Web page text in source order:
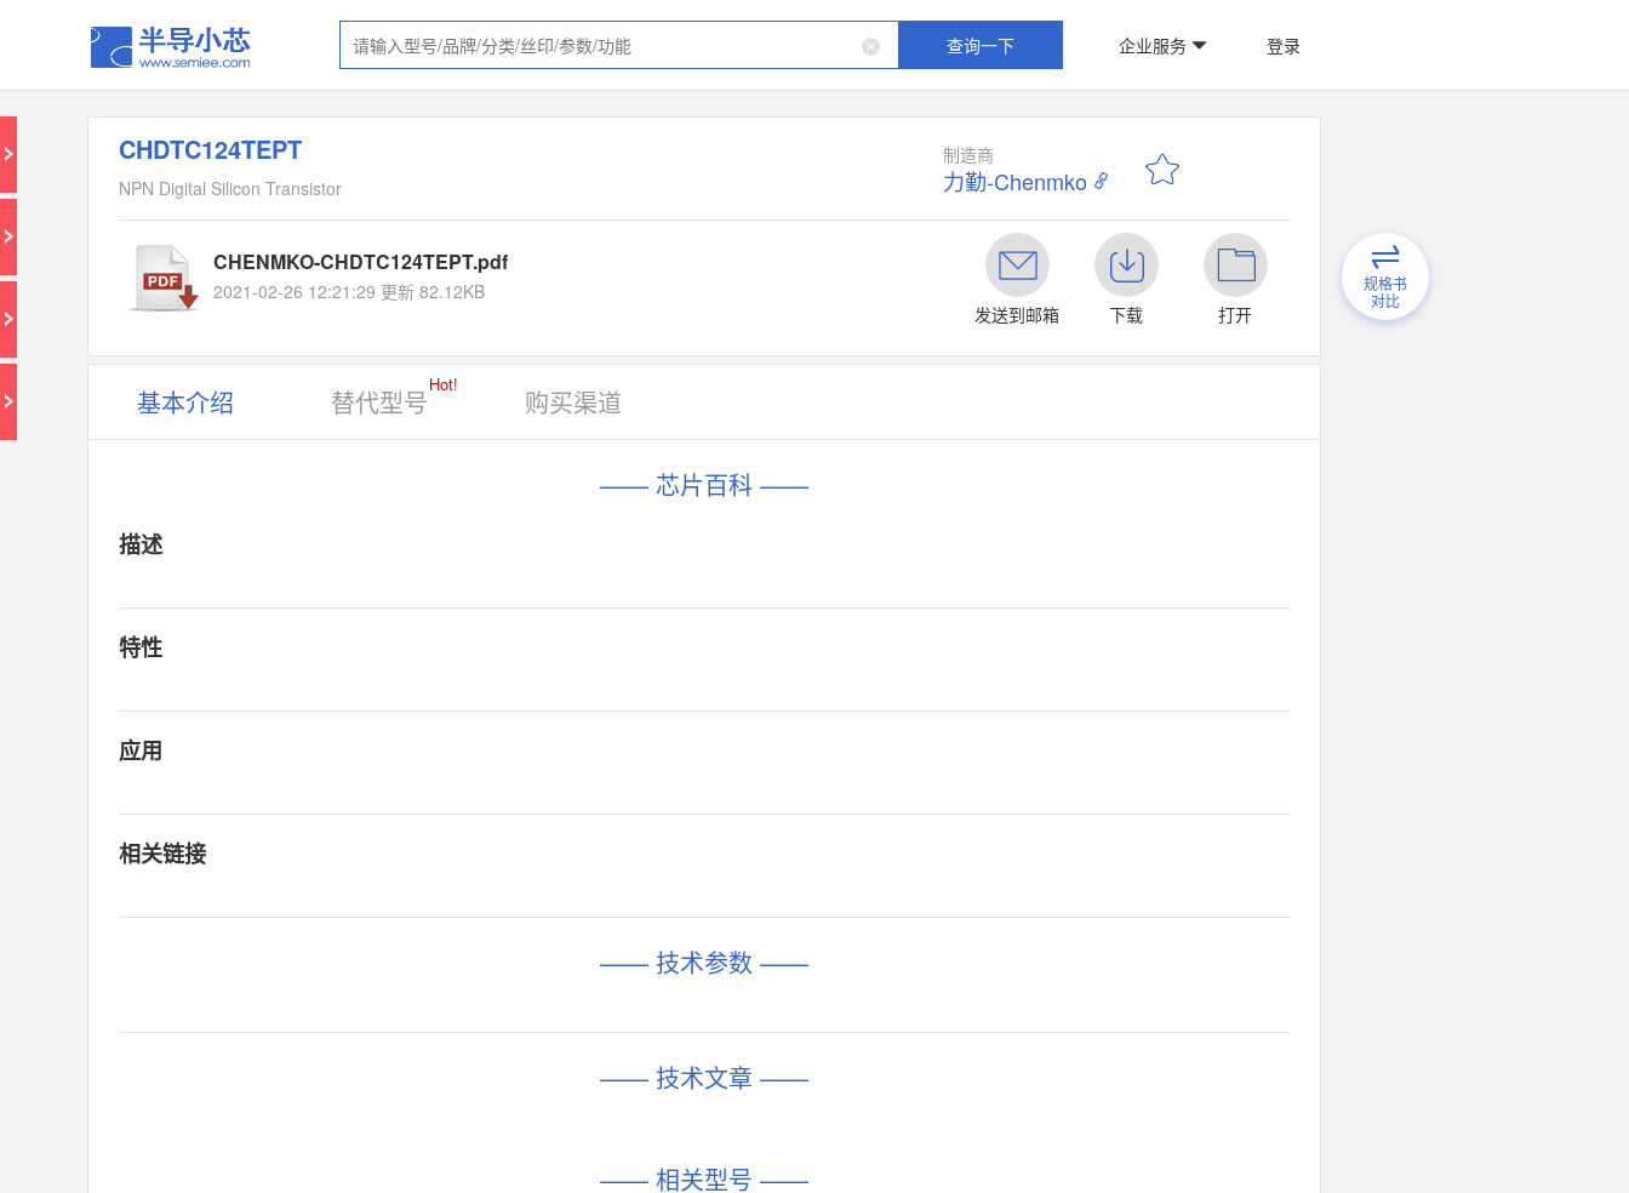
查询一下 企业服务 登录
CHDTC124TEPT
NPN Digital Silicon Transistor
制造商
力勤-Chenmko
CHENMKO-CHDTC124TEPT.pdf
2021-02-26 12:21:29 更新 82.12KB
发送到邮箱
下载 打开
规格书
对比
基本介绍 替代型号
Hot!
购买渠道
—— 芯片百科 ——
描述
特性
应用
相关链接
—— 技术参数 ——
—— 技术文章 ——
—— 相关型号 ——